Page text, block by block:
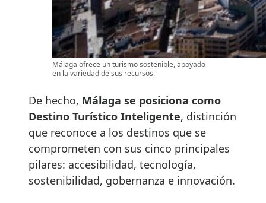
Málaga ofrece un turismo sostenible, apoyado
en la variedad de sus recursos.
De hecho, Málaga se posiciona como
Destino Turístico Inteligente, distinción
que reconoce a los destinos que se
comprometen con sus cinco principales
pilares: accesibilidad, tecnología,
sostenibilidad, gobernanza e innovación.